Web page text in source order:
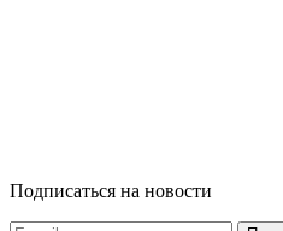
Подписаться на новости